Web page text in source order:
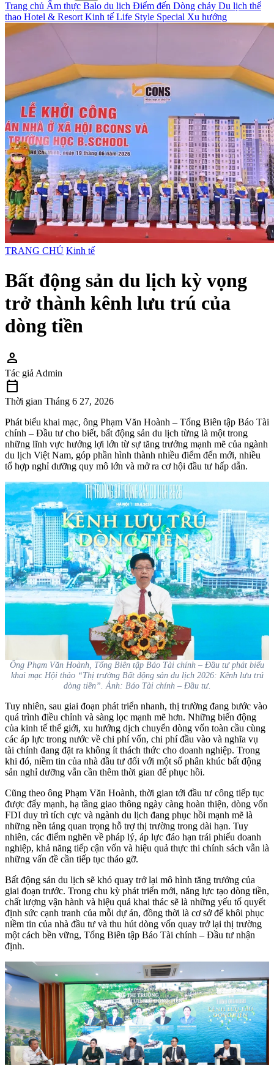
Trang chủ Ẩm thực Balo du lịch Điểm đến Dòng chảy Du lịch thể
thao Hotel & Resort Kinh tế Life Style Special Xu hướng
TRANG CHỦ Kinh tế
Bất động sản du lịch kỳ vọng
trở thành kênh lưu trú của
dòng tiền
person
Tác giả Admin
calendar_today
Thời gian Tháng 6 27, 2026
Phát biểu khai mạc, ông Phạm Văn Hoành – Tổng Biên tập Báo Tài
chính – Đầu tư cho biết, bất động sản du lịch từng là một trong
những lĩnh vực hưởng lợi lớn từ sự tăng trưởng mạnh mẽ của ngành
du lịch Việt Nam, góp phần hình thành nhiều điểm đến mới, nhiều
tổ hợp nghỉ dưỡng quy mô lớn và mở ra cơ hội đầu tư hấp dẫn.
Ông Phạm Văn Hoành, Tổng Biên tập Báo Tài chính – Đầu tư phát biểu
khai mạc Hội thảo “Thị trường Bất động sản du lịch 2026: Kênh lưu trú
dòng tiền”. Ảnh: Báo Tài chính – Đầu tư.
Tuy nhiên, sau giai đoạn phát triển nhanh, thị trường đang bước vào
quá trình điều chỉnh và sàng lọc mạnh mẽ hơn. Những biến động
của kinh tế thế giới, xu hướng dịch chuyển dòng vốn toàn cầu cùng
các áp lực trong nước về chi phí vốn, chi phí đầu vào và nghĩa vụ
tài chính đang đặt ra không ít thách thức cho doanh nghiệp. Trong
khi đó, niềm tin của nhà đầu tư đối với một số phân khúc bất động
sản nghỉ dưỡng vẫn cần thêm thời gian để phục hồi.
Cũng theo ông Phạm Văn Hoành, thời gian tới đầu tư công tiếp tục
được đẩy mạnh, hạ tầng giao thông ngày càng hoàn thiện, dòng vốn
FDI duy trì tích cực và ngành du lịch đang phục hồi mạnh mẽ là
những nền tảng quan trọng hỗ trợ thị trường trong dài hạn. Tuy
nhiên, các điểm nghẽn về pháp lý, áp lực đáo hạn trái phiếu doanh
nghiệp, khả năng tiếp cận vốn và hiệu quả thực thi chính sách vẫn là
những vấn đề cần tiếp tục tháo gỡ.
Bất động sản du lịch sẽ khó quay trở lại mô hình tăng trưởng của
giai đoạn trước. Trong chu kỳ phát triển mới, năng lực tạo dòng tiền,
chất lượng vận hành và hiệu quả khai thác sẽ là những yếu tố quyết
định sức cạnh tranh của mỗi dự án, đồng thời là cơ sở để khôi phục
niềm tin của nhà đầu tư và thu hút dòng vốn quay trở lại thị trường
một cách bền vững, Tổng Biên tập Báo Tài chính – Đầu tư nhận
định.